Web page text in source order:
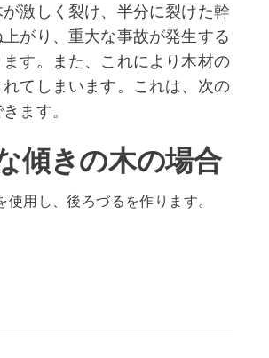
激しく裂け、半分に裂けた幹
がり、重大な事故が発生する
す。また、これにより木材の
てしまいます。これは、次の
ます。
傾きの木の場合
使用し、後ろづるを作ります。